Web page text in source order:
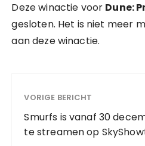
Deze winactie voor Dune:
gesloten. Het is niet meer
aan deze winactie.
VORIGE BERICHT
Smurfs is vanaf 30
te streamen op